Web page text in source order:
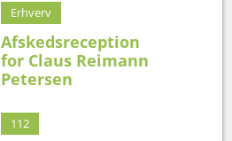
Erhverv
Afskedsreception
for Claus Reimann
Petersen
112